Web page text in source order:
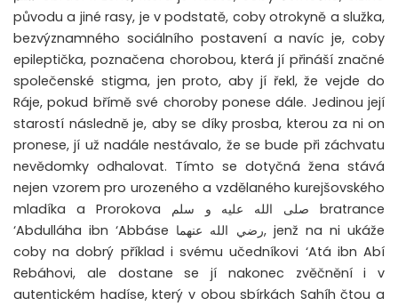
původu a jiné rasy, je v podstatě, coby otrokyně a služka,
bezvýznamného sociálního postavení a navíc je, coby
epileptička, poznačena chorobou, která jí přináší značné
společenské stigma, jen proto, aby jí řekl, že vejde do
Ráje, pokud břímě své choroby ponese dále. Jedinou její
starostí následně je, aby se díky prosba, kterou za ni on
pronese, jí už nadále nestávalo, že se bude při záchvatu
nevědomky odhalovat. Tímto se dotyčná žena stává
nejen vzorem pro urozeného a vzdělaného kurejšovského
mladíka a Prorokova صلى الله عليه و سلم bratrance
‘Abdulláha ibn ‘Abbáse رضي الله عنهما, jenž na ni ukáže
coby na dobrý příklad i svému učedníkovi ‘Atá ibn Abí
Rebáhovi, ale dostane se jí nakonec zvěčnění i v
autentickém hadíse, který v obou sbírkách Sahíh čtou a